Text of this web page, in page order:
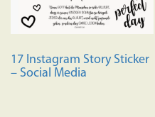
17 Instagram Story Sticker
– Social Media